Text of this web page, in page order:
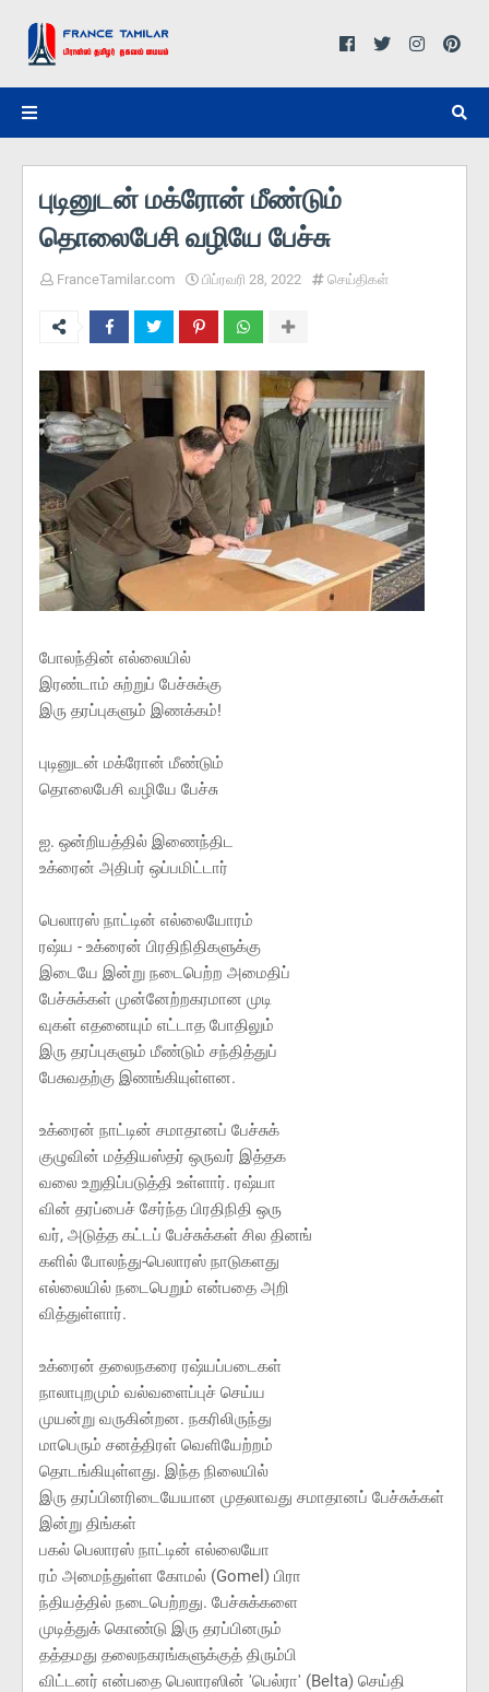
புடினுடன் மக்ரோன் மீண்டும்
தொலைபேசி வழியே பேச்சு
FranceTamilar.com பிப்ரவரி 28, 2022 செய்திகள்
போலந்தின் எல்லையில்
இரண்டாம் சுற்றுப் பேச்சுக்கு
இரு தரப்புகளும் இணக்கம்!
புடினுடன் மக்ரோன் மீண்டும்
தொலைபேசி வழியே பேச்சு
ஐ. ஒன்றியத்தில் இணைந்திட
உக்ரைன் அதிபர் ஒப்பமிட்டார்
பெலாரஸ் நாட்டின் எல்லையோரம்
ரஷ்ய - உக்ரைன் பிரதிநிதிகளுக்கு
இடையே இன்று நடைபெற்ற அமைதிப்
பேச்சுக்கள் முன்னேற்றகரமான முடி
வுகள் எதனையும் எட்டாத போதிலும்
இரு தரப்புகளும் மீண்டும் சந்தித்துப்
பேசுவதற்கு இணங்கியுள்ளன.
உக்ரைன் நாட்டின் சமாதானப் பேச்சுக்
குழுவின் மத்தியஸ்தர் ஒருவர் இத்தக
வலை உறுதிப்படுத்தி உள்ளார். ரஷ்யா
வின் தரப்பைச் சேர்ந்த பிரதிநிதி ஒரு
வர், அடுத்த கட்டப் பேச்சுக்கள் சில தினங்
களில் போலந்து-பெலாரஸ் நாடுகளது
எல்லையில் நடைபெறும் என்பதை அறி
வித்துள்ளார்.
உக்ரைன் தலைநகரை ரஷ்யப்படைகள்
நாலாபுறமும் வல்வளைப்புச் செய்ய
முயன்று வருகின்றன. நகரிலிருந்து
மாபெரும் சனத்திரள் வெளியேற்றம்
தொடங்கியுள்ளது. இந்த நிலையில்
இரு தரப்பினரிடையேயான முதலாவது சமாதானப் பேச்சுக்கள்
இன்று திங்கள்
பகல் பெலாரஸ் நாட்டின் எல்லையோ
ரம் அமைந்துள்ள கோமல் (Gomel) பிரா
ந்தியத்தில் நடைபெற்றது. பேச்சுக்களை
முடித்துக் கொண்டு இரு தரப்பினரும்
தத்தமது தலைநகரங்களுக்குத் திரும்பி
விட்டனர் என்பதை பெலாரஸின் 'பெல்ரா' (Belta) செய்தி